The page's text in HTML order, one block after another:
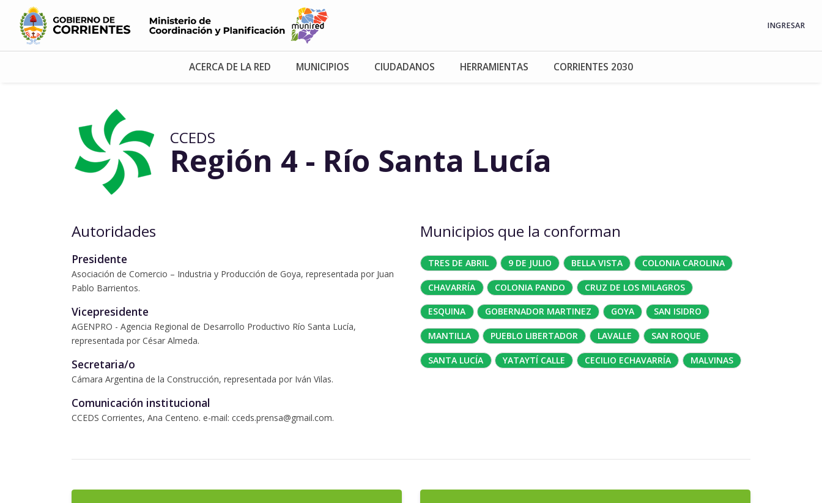
INGRESAR
ACERCA DE LA RED MUNICIPIOS CIUDADANOS HERRAMIENTAS CORRIENTES 2030
CCEDS
Región 4 - Río Santa Lucía
Autoridades
Presidente
Asociación de Comercio – Industria y Producción de Goya, representada por Juan
Pablo Barrientos.
Vicepresidente
AGENPRO - Agencia Regional de Desarrollo Productivo Río Santa Lucía,
representada por César Almeda.
Secretaria/o
Cámara Argentina de la Construcción, representada por Iván Vilas.
Comunicación institucional
CCEDS Corrientes, Ana Centeno. e-mail: cceds.prensa@gmail.com.
Municipios que la conforman
TRES DE ABRIL 9 DE JULIO BELLA VISTA COLONIA CAROLINA
CHAVARRÍA COLONIA PANDO CRUZ DE LOS MILAGROS
ESQUINA GOBERNADOR MARTINEZ GOYA SAN ISIDRO
MANTILLA PUEBLO LIBERTADOR LAVALLE SAN ROQUE
SANTA LUCÍA YATAYTÍ CALLE CECILIO ECHAVARRÍA MALVINAS